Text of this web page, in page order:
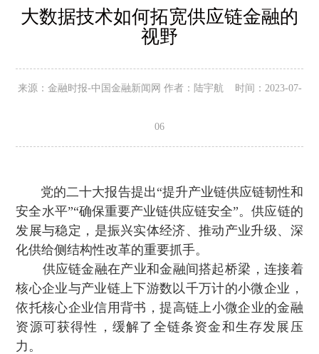
大数据技术如何拓宽供应链金融的
视野
来源：金融时报-中国金融新闻网 作者：陆宇航 时间：2023-07-
06
党的二十大报告提出“提升产业链供应链韧性和
安全水平”“确保重要产业链供应链安全”。供应链的
发展与稳定，是振兴实体经济、推动产业升级、深
化供给侧结构性改革的重要抓手 。
供应链金融在产业和金融间搭起桥梁，连接着
核心企业与产业链上下游数以千万计的小微企业 ，
依托核心企业信用背书，提高链上小微企业的金融
资源可获得性，缓解了全链条资金和生存发展压
力。